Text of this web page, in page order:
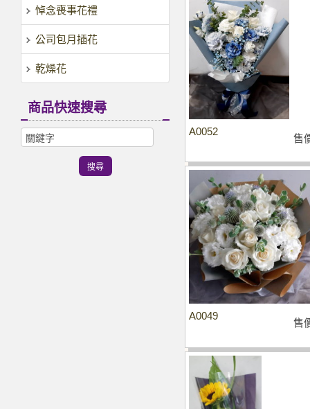
悼念喪事花禮
公司包月插花
乾燥花
商品快速搜尋
A0052
售
A0049
售